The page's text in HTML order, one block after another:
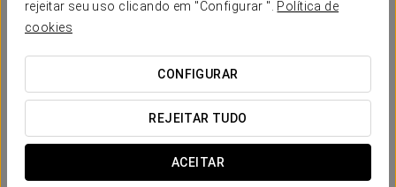
rejeitar seu uso clicando em "Configurar ". Política de
cookies
CONFIGURAR
REJEITAR TUDO
ACEITAR
12 €
Salamanca Cultural
Venha e viva uma autêntica experiência cultural visitando os
melhores locais de Salamanca.
Inclui:
-Alojamento no quarto superior (Sujeito a disponibilidade).
-Saída sem pressa para aproveitar a cidade até às 13h30